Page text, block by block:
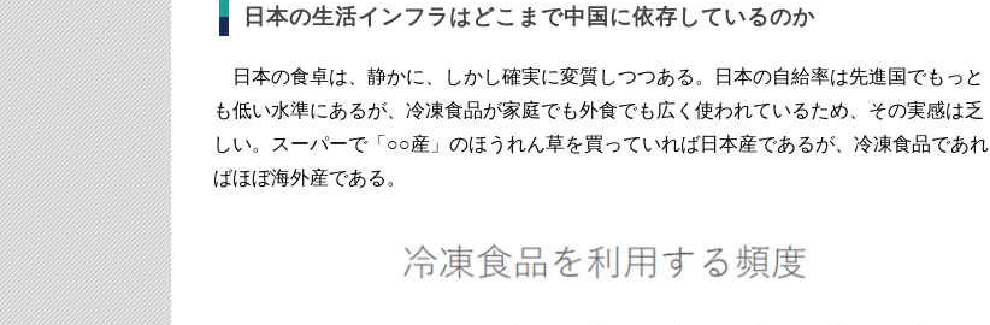
日本の生活インフラはどこまで中国に依存しているのか
日本の食卓は、静かに、しかし確実に変質しつつある。日本の自給率は先進国でもっと
も低い水準にあるが、冷凍食品が家庭でも外食でも広く使われているため、その実感は乏
しい。スーパーで「○○産」のほうれん草を買っていれば日本産であるが、冷凍食品であれ
ばほぼ海外産である。